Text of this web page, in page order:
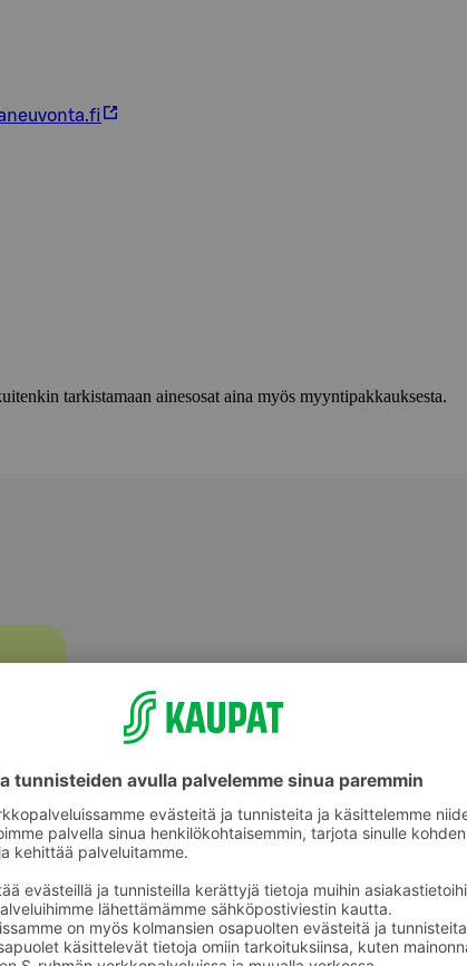
tarkistamaan ainesosat aina myös myyntipakkauksesta.